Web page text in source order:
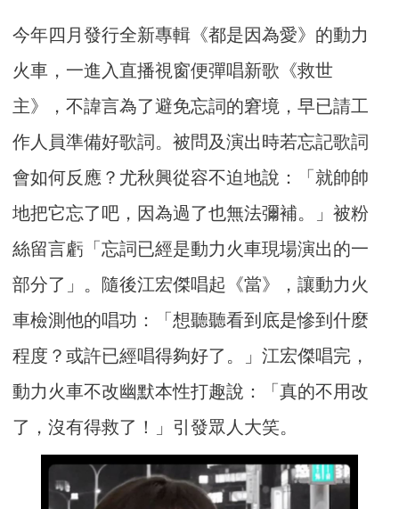
今年四月發行全新專輯《都是因為愛》的動力
火車， 一進入直播視窗便彈唱新歌《救世
主》，不諱言為了避免忘詞的窘境，早已請工
作人員準備好歌詞。被問及演出時若忘記歌詞
會如何反應？尤秋興從容不迫地說：「 就帥帥
地把它忘了吧，因為過了也無法彌補。」被粉
絲留言虧「忘詞已經是動力火車現場演出的一
部分了」。隨後江宏傑唱起《當》
，讓動力火
車檢測他的唱功：「想聽聽看到底是慘到什麼
程度？或許已經唱得夠好了。」江宏傑唱完，
動力火車不改幽默本性打趣說：「真的不用改
了，沒有得救了！」 引發眾人大笑。